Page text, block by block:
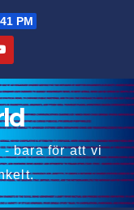
PM
- bara för att vi